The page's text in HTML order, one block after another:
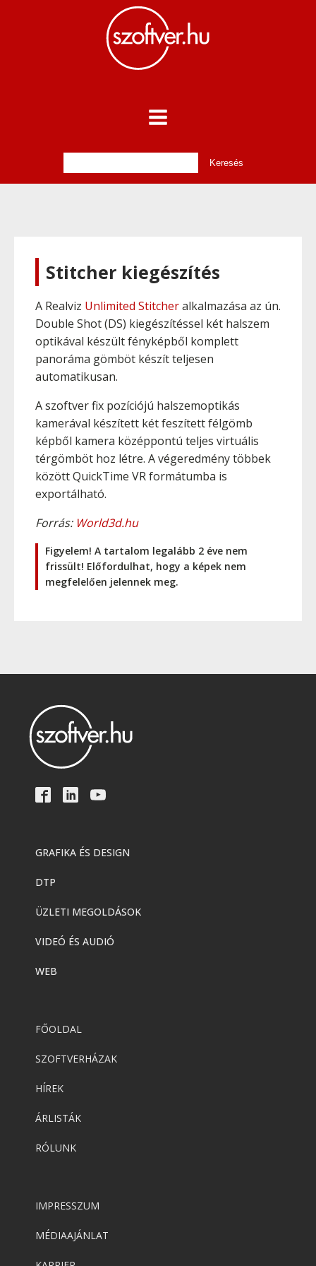
Stitcher kiegészítés
A Realviz Unlimited Stitcheralkalmazása az ún.
Double Shot (DS) kiegészítéssel két halszem
optikával készült fényképből komplett
panoráma gömböt készít teljesen
automatikusan.
A szoftver fix pozíciójú halszemoptikás
kamerával készített két feszített félgömb
képből kamera középpontú teljes virtuális
térgömböt hoz létre. A végeredmény többek
között QuickTime VR formátumba is
exportálható.
Forrás: World3d.hu
Figyelem! A tartalom legalább 2 éve nem
frissült! Előfordulhat, hogy a képek nem
megfelelően jelennek meg.
GRAFIKA ÉS DESIGN
DTP
ÜZLETI MEGOLDÁSOK
VIDEÓ ÉS AUDIÓ
WEB
FŐOLDAL
SZOFTVERHÁZAK
HÍREK
ÁRLISTÁK
RÓLUNK
IMPRESSZUM
MÉDIAAJÁNLAT